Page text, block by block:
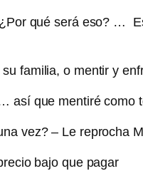
qué será eso? …
familia, o mentir y
así que mentiré como
vez? – Le reprocha
bajo que pagar